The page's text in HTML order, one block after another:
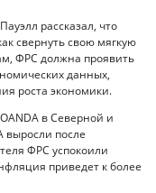
рассказал, что
свернуть свою мягкую
ФРС должна проявить
данных,
роста экономики.
в Северной и
после
ФРС успокоили
приведет к более